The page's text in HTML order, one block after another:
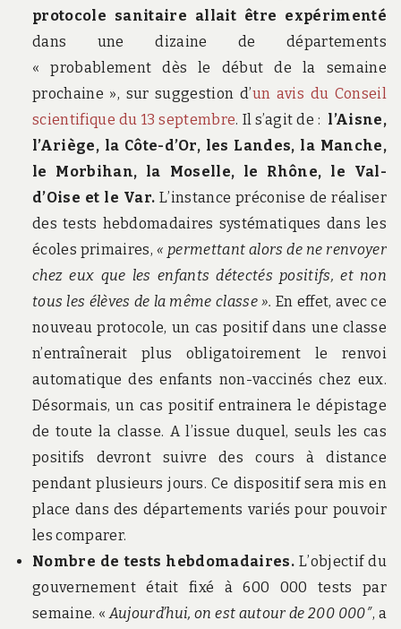
protocole sanitaire allait être expérimenté
dans une dizaine de départements
« probablement dès le début de la semaine
prochaine », sur suggestion d’un avis du Conseil
scientifique du 13 septembre. Il s’agit de : l’Aisne,
l’Ariège, la Côte-d’Or, les Landes, la Manche,
le Morbihan, la Moselle, le Rhône, le Val-
d’Oise et le Var.L’instance préconise de réaliser
des tests hebdomadaires systématiques dans les
écoles primaires, « permettant alors de ne renvoyer
chez eux que les enfants détectés positifs, et non
tous les élèves de la même classe ». En effet, avec ce
nouveau protocole, un cas positif dans une classe
n’entraînerait plus obligatoirement le renvoi
automatique des enfants non-vaccinés chez eux.
Désormais, un cas positif entrainera le dépistage
de toute la classe. A l’issue duquel, seuls les cas
positifs devront suivre des cours à distance
pendant plusieurs jours. Ce dispositif sera mis en
place dans des départements variés pour pouvoir
les comparer.
Nombre de tests hebdomadaires. L’objectif du
gouvernement était fixé à 600 000 tests par
semaine. « Aujourd’hui, on est autour de 200 000″, a